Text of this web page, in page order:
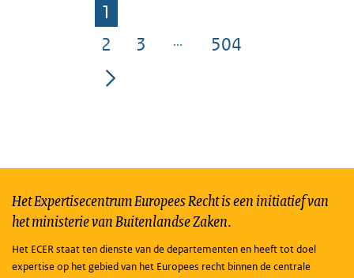
Pagina
1
Pagina
2 Pagina
3 Pagina
504
Het Expertisecentrum Europees Recht is een initiatief van
het ministerie van Buitenlandse Zaken.
Het ECER staat ten dienste van de departementen en heeft tot doel
expertise op het gebied van het Europees recht binnen de centrale